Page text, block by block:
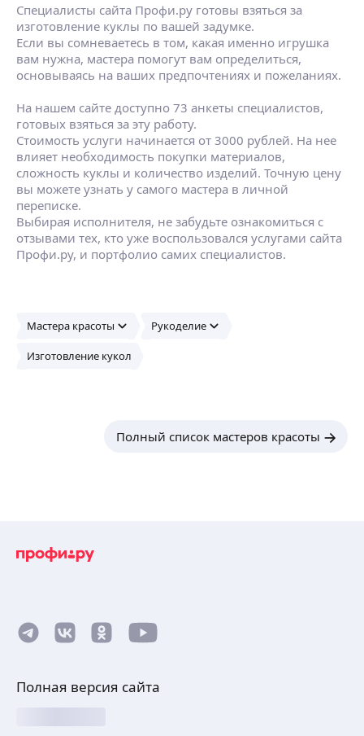
Специалисты сайта Профи.ру готовы взяться за
изготовление куклы по вашей задумке.
Если вы сомневаетесь в том, какая именно игрушка
вам нужна, мастера помогут вам определиться,
основываясь на ваших предпочтениях и пожеланиях.
На нашем сайте доступно 73 анкеты специалистов,
готовых взяться за эту работу.
Стоимость услуги начинается от 3000 рублей. На нее
влияет необходимость покупки материалов,
сложность куклы и количество изделий. Точную цену
вы можете узнать у самого мастера в личной
переписке.
Выбирая исполнителя, не забудьте ознакомиться с
отзывами тех, кто уже воспользовался услугами сайта
Профи.ру, и портфолио самих специалистов.
Мастера красоты Рукоделие
Изготовление кукол
Полный список мастеров красоты
Полная версия сайта